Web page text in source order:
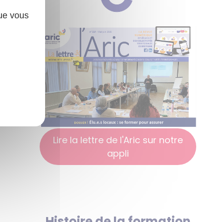
Lire la lettre de l'Aric sur notre
appli
vous